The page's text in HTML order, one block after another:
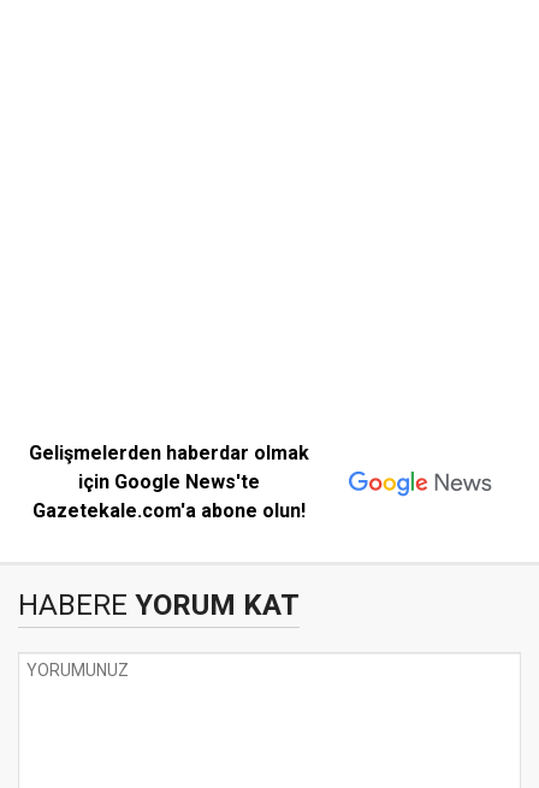
Gelişmelerden haberdar olmak
için Google News'te
Gazetekale.com'a abone olun!
HABERE YORUM KAT